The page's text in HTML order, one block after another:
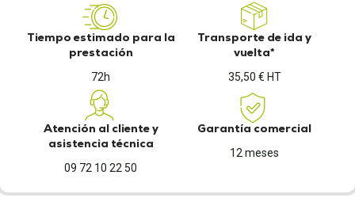
Tiempo estimado para la
prestación
72h
Transporte de ida y
vuelta*
35,50 € HT
Atención al cliente y
asistencia técnica
09 72 10 22 50
Garantía comercial
12 meses